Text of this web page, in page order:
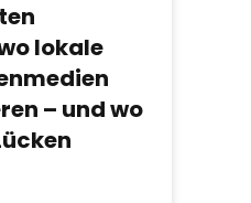
lokale
– und wo